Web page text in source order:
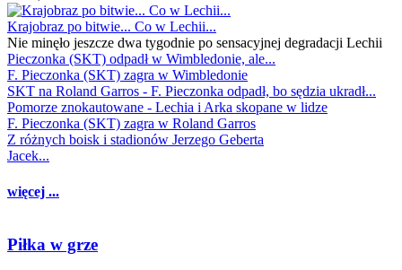
Krajobraz po bitwie... Co w Lechii...
Nie minęło jeszcze dwa tygodnie po sensacyjnej degradacji Lechii
Pieczonka (SKT) odpadł w Wimbledonie, ale...
F. Pieczonka (SKT) zagra w Wimbledonie
SKT na Roland Garros - F. Pieczonka odpadł, bo sędzia ukradł...
Pomorze znokautowane - Lechia i Arka skopane w lidze
F. Pieczonka (SKT) zagra w Roland Garros
Z różnych boisk i stadionów Jerzego Geberta
Jacek...
więcej ...
Piłka w grze